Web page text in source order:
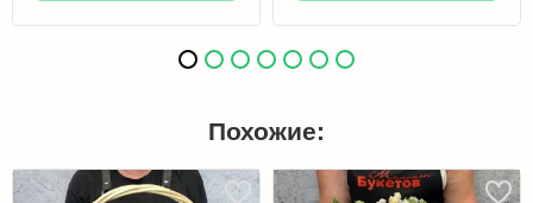
Похожие: